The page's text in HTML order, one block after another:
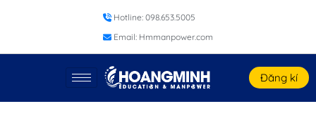
Hotline: 098.653.5005
Email: Hmmanpower.com
Đăng kí